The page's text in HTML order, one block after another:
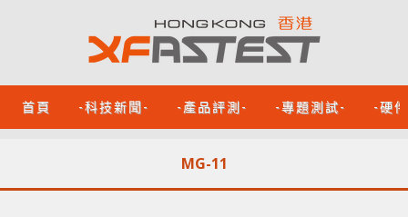
首頁 -科技新聞- -產品評測- -專題測試- -硬
MG-11